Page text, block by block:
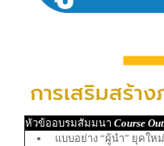
การเสริมสร้า
หัวข้ออบรมสัมมนา Course
แบบอย่าง “ผู้นํา” ยุคให